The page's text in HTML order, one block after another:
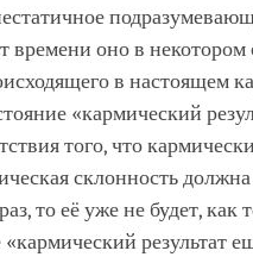
времени оно в некотором
в настоящем
«кармический
того, что
склонность
то её уже не будет, как
результат